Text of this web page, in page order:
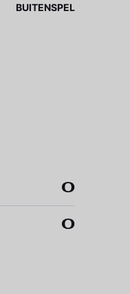
0
0
BUITENSPEL